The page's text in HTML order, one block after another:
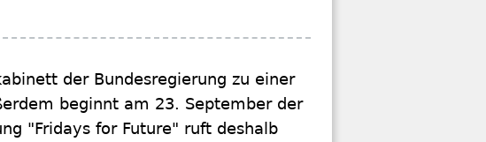
der Bundesregierung zu einer
beginnt am 23. September der
"Fridays for Future" ruft deshalb